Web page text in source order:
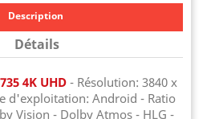
Description
Détails
4K UHD - Résolution: 3840 x
d'exploitation: Android - Ratio
Vision - Dolby Atmos - HLG -